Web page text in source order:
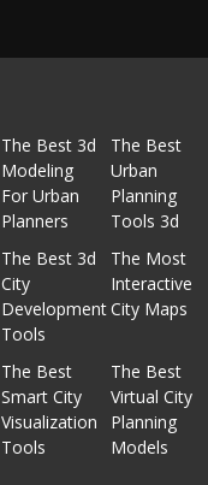
The Best 3d
Modeling
For Urban
Planners
The Best
Urban
Planning
Tools 3d
The Best 3d
City
Development
Tools
The Most
Interactive
City Maps
The Best
Smart City
Visualization
Tools
The Best
Virtual City
Planning
Models